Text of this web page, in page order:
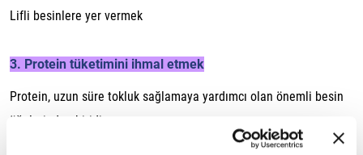
Lifli besinlere yer vermek
3. Protein tüketimini ihmal etmek
Protein, uzun süre tokluk sağlamaya yardımcı olan önemli besin
öğelerinden biridir.